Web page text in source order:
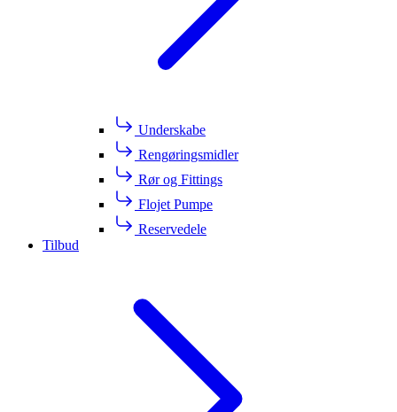
Underskabe
Rengøringsmidler
Rør og Fittings
Flojet Pumpe
Reservedele
Tilbud